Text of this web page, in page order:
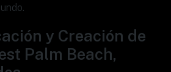
y Creación de
Palm Beach,